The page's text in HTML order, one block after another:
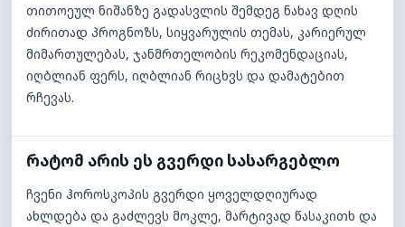
თითოეულ ნიშანზე გადასვლის შემდეგ ნახავ დღის
ძირითად პროგნოზს, სიყვარულის თემას, კარიერულ
მიმართულებას, ჯანმრთელობის რეკომენდაციას,
იღბლიან ფერს, იღბლიან რიცხვს და დამატებით
რჩევას.
რატომ არის ეს გვერდი სასარგებლო
ჩვენი ჰოროსკოპის გვერდი ყოველდღიურად
ახლდება და გაძლევს მოკლე, მარტივად წასაკითხ და